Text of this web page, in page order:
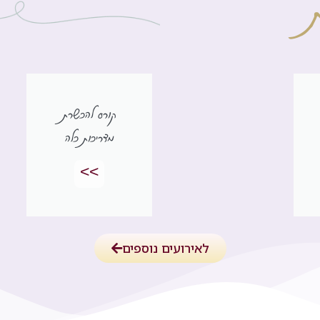
קורס להכשרת
מדריכות כלה
>>
לאירועים נוספים